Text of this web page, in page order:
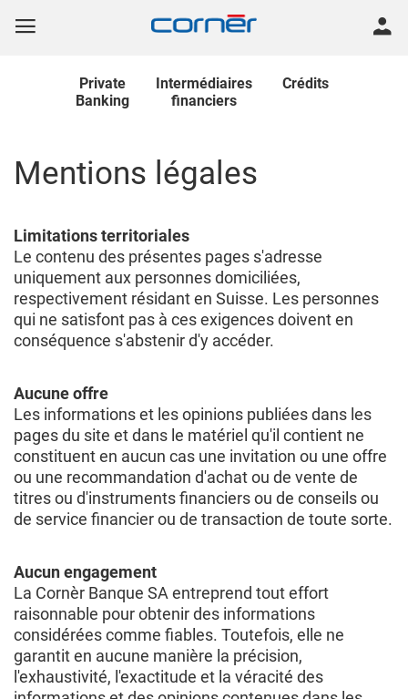
Private
Banking
Intermédiaires
financiers
Crédits
Mentions légales
Limitations territoriales
Le contenu des présentes pages s'adresse
uniquement aux personnes domiciliées,
respectivement résidant en Suisse. Les personnes
qui ne satisfont pas à ces exigences doivent en
conséquence s'abstenir d'y accéder.
Aucune offre
Les informations et les opinions publiées dans les
pages du site et dans le matériel qu'il contient ne
constituent en aucun cas une invitation ou une offre
ou une recommandation d'achat ou de vente de
titres ou d'instruments financiers ou de conseils ou
de service financier ou de transaction de toute sorte.
Aucun engagement
La Cornèr Banque SA entreprend tout effort
raisonnable pour obtenir des informations
considérées comme fiables. Toutefois, elle ne
garantit en aucune manière la précision,
l'exhaustivité, l'exactitude et la véracité des